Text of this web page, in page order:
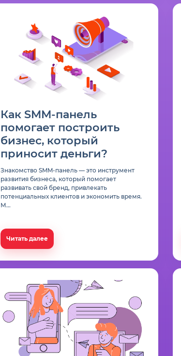
Как SMM-панель
помогает построить
бизнес, который
приносит деньги?
Знакомство SMM-панель — это инструмент
развития бизнеса, который помогает
развивать свой бренд, привлекать
потенциальных клиентов и экономить время.
М...
Читать далее